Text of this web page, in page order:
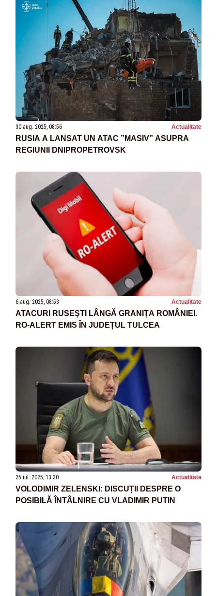
30 aug. 2025, 08:56 Actualitate
RUSIA A LANSAT UN ATAC ”MASIV” ASUPRA
REGIUNII DNIPROPETROVSK
6 aug. 2025, 08:53 Actualitate
ATACURI RUSEȘTI LÂNGĂ GRANIȚA ROMÂNIEI.
RO-ALERT EMIS ÎN JUDEȚUL TULCEA
25 iul. 2025, 13:30 Actualitate
VOLODIMIR ZELENSKI: DISCUȚII DESPRE O
POSIBILĂ ÎNTÂLNIRE CU VLADIMIR PUTIN